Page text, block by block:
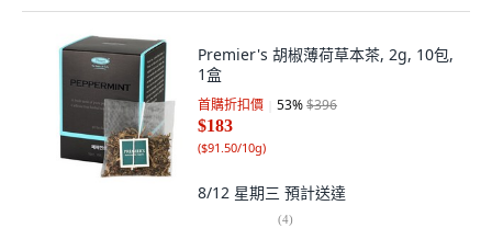
Premier's 胡椒薄荷草本茶, 2g, 10包,
1盒
首購折扣價 53%$396
$183
($91.50/10g)
8/12 星期三 預計送達
(4)